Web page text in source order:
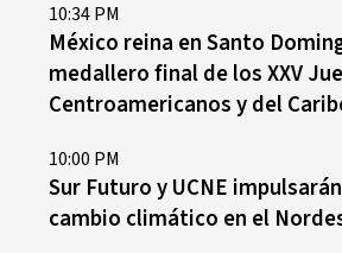
10:34 PM
México reina en Santo
medallero final de los XXV
Centroamericanos y del
10:00 PM
Sur Futuro y UCNE
cambio climático en el